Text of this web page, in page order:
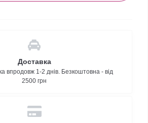
Доставка
впродовж 1-2 днів. Безкоштовна - від
2500 грн